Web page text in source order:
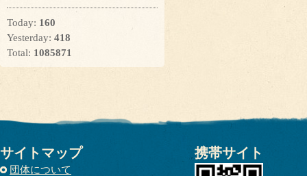
Today: 160
Yesterday: 418
Total: 1085871
サイトマップ
団体について
携帯サイト